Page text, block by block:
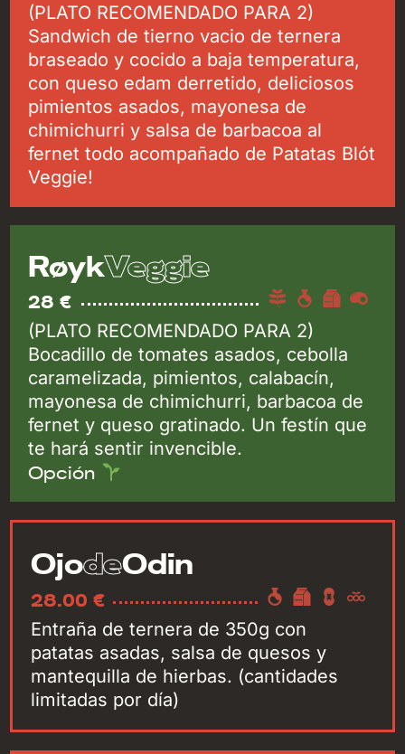
(PLATO RECOMENDADO PARA 2)
Sandwich de tierno vacio de ternera
braseado y cocido a baja temperatura,
con queso edam derretido, deliciosos
pimientos asados, mayonesa de
chimichurri y salsa de barbacoa al
fernet todo acompañado de Patatas Blót
Veggie!
RøykVeggie
28 €
(PLATO RECOMENDADO PARA 2)
Bocadillo de tomates asados, cebolla
caramelizada, pimientos, calabacín,
mayonesa de chimichurri, barbacoa de
fernet y queso gratinado. Un festín que
te hará sentir invencible.
Opción
OjodeOdin
28.00 €
Entraña de ternera de 350g con
patatas asadas, salsa de quesos y
mantequilla de hierbas. (cantidades
limitadas por día)